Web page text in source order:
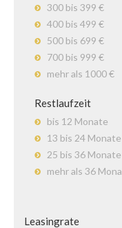
300 bis 399 €
400 bis 499 €
500 bis 699 €
700 bis 999 €
mehr als 1000 €
Restlaufzeit
bis 12 Monate
13 bis 24 Monate
25 bis 36 Monate
mehr als 36
Leasingrate